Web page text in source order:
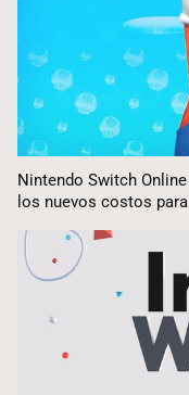
Nintendo Switch
los nuevos costos